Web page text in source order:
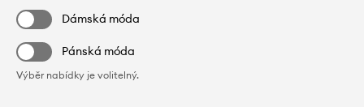
Dámská móda
Pánská móda
Výběr nabídky je volitelný.